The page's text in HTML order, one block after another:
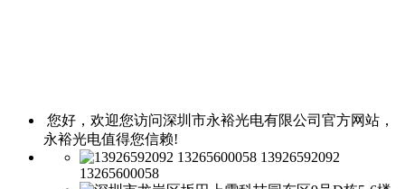
您好，欢迎您访问深圳市永裕光电有限公司官方网站，
永裕光电值得您信赖!
13926592092
13265600058